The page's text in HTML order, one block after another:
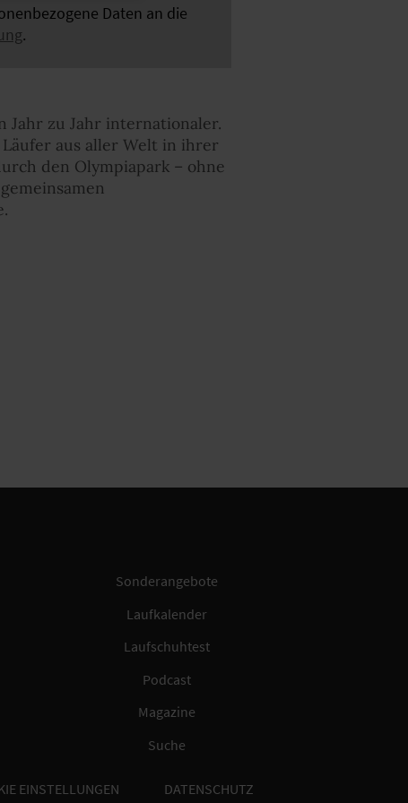
Daten an die
.
Jahr zu Jahr internationaler.
aus aller Welt in ihrer
den Olympiapark – ohne
Sonderangebote
Laufkalender
Laufschuhtest
Podcast
Magazine
Suche
EINSTELLUNGEN DATENSCHUTZ